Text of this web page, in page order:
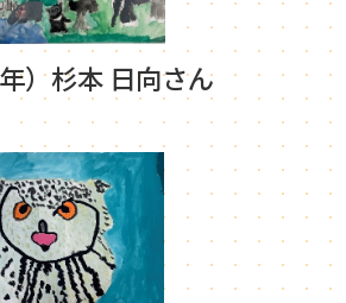
）杉本 日向さん